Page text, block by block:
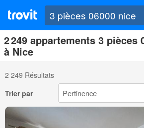
2 249 appartements 3 pièces
à Nice
2 249 Résultats
Trier par